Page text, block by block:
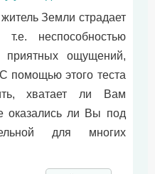
Земли страдает
т.е. неспособностью
приятных ощущений,
помощью этого теста
хватает ли Вам
оказались ли Вы под
для многих